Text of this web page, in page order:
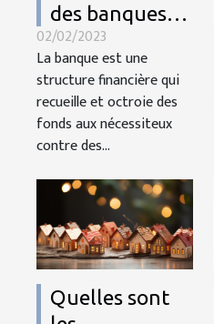
des banques
en ligne à
connaître
absolument
02/02/2023
La banque est une
structure financière qui
recueille et octroie des
fonds aux nécessiteux
contre des...
Quelles sont